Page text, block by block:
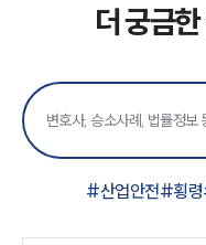
더 궁금
#산업안전#횡령